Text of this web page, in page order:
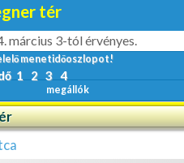
tér
március 3-tól érvényes.
menetidőoszlopot!
1 2 3 4
megállók